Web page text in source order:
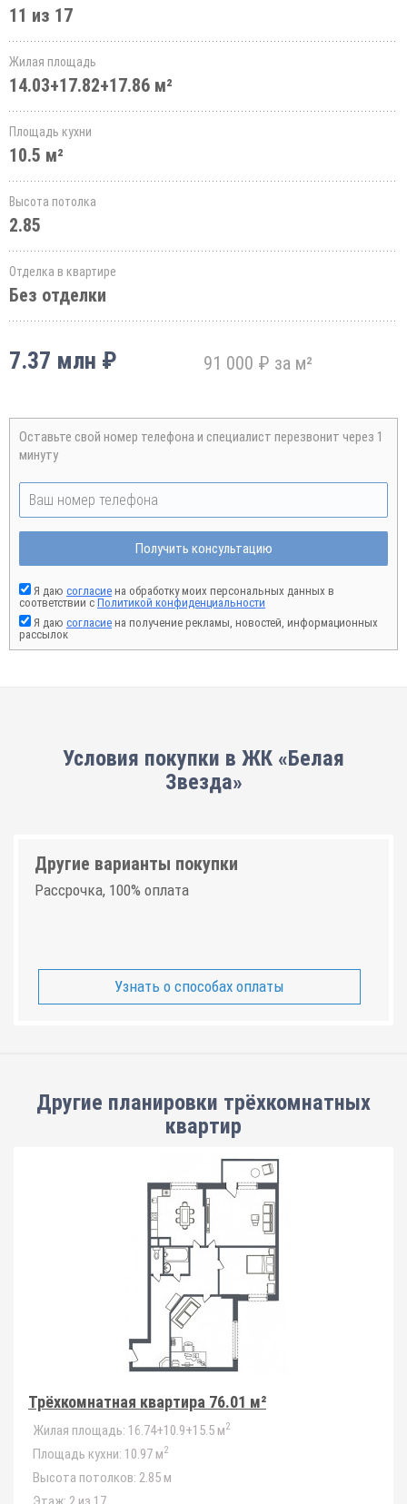
11 из 17
Жилая площадь
14.03+17.82+17.86 м²
Площадь кухни
10.5 м²
Высота потолка
2.85
Отделка в квартире
Без отделки
7.37 млн ₽ 91 000 ₽ за м²
Оставьте свой номер телефона и специалист перезвонит через 1
минуту
Получить консультацию
Я даю согласие на обработку моих персональных данных в
соответствии с Политикой конфиденциальности
Я даю согласие на получение рекламы, новостей, информационных
рассылок
Условия покупки в ЖК «Белая
Звезда»
Другие варианты покупки
Рассрочка, 100% оплата
Узнать о способах оплаты
Другие планировки трёхкомнатных
квартир
Трёхкомнатная квартира 76.01 м²
Жилая площадь: 16.74+10.9+15.5 м2
Площадь кухни: 10.97 м2
Высота потолков: 2.85 м